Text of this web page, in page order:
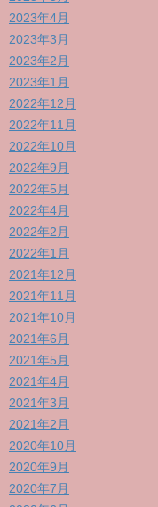
2023年4月
2023年3月
2023年2月
2023年1月
2022年12月
2022年11月
2022年10月
2022年9月
2022年5月
2022年4月
2022年2月
2022年1月
2021年12月
2021年11月
2021年10月
2021年6月
2021年5月
2021年4月
2021年3月
2021年2月
2020年10月
2020年9月
2020年7月